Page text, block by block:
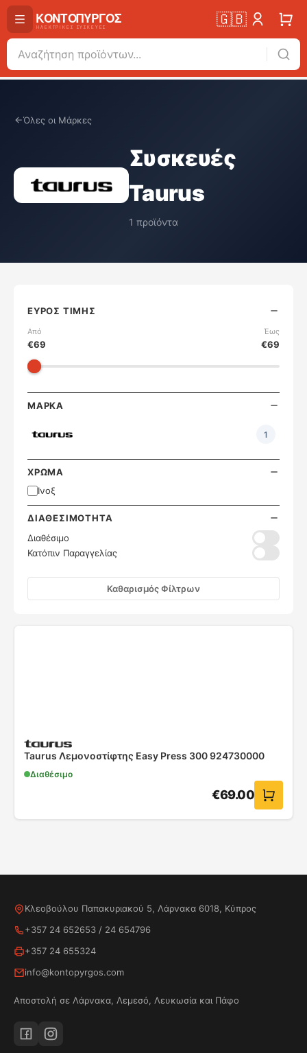
🇬🇧
Όλες οι Μάρκες
Συσκευές
Taurus
1 προϊόντα
ΕΎΡΟΣ ΤΙΜΉΣ
Από
€69
Έως
€69
ΜΆΡΚΑ
1
ΧΡΏΜΑ
Ινοξ
ΔΙΑΘΕΣΙΜΌΤΗΤΑ
Διαθέσιμο
Κατόπιν Παραγγελίας
Καθαρισμός Φίλτρων
Taurus Λεμονοστίφτης Easy Press 300 924730000
Διαθέσιμο
€69.00
Κλεοβούλου Παπακυριακού 5, Λάρνακα 6018, Κύπρος
+357 24 652653 / 24 654796
+357 24 655324
info@kontopyrgos.com
Αποστολή σε Λάρνακα, Λεμεσό, Λευκωσία και Πάφο